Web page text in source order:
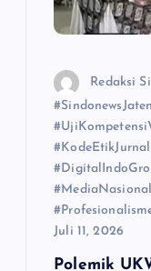
Redaksi
Juli 11, 2026
Polemik